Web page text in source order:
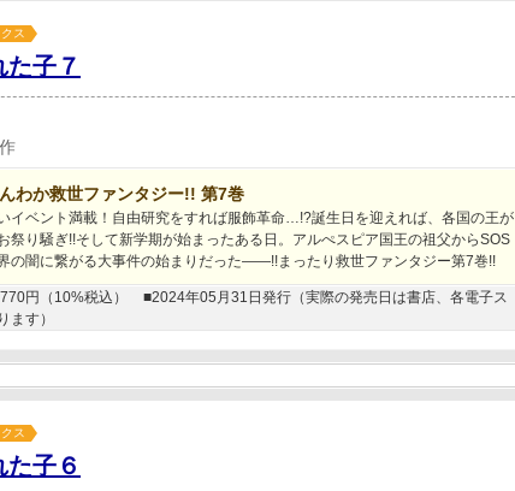
ス
子７
作
わか救世ファンタジー!! 第7巻
イベント満載！自由研究をすれば服飾革命…!?誕生日を迎えれば、各国の王が
祭り騒ぎ!!そして新学期が始まったある日。アルぺスピア国王の祖父からSOS
の闇に繋がる大事件の始まりだった――!!まったり救世ファンタジー第7巻!!
円（10%税込）
■2024年05月31日発行（実際の発売日は書店、各電子ス
ます）
ス
子６